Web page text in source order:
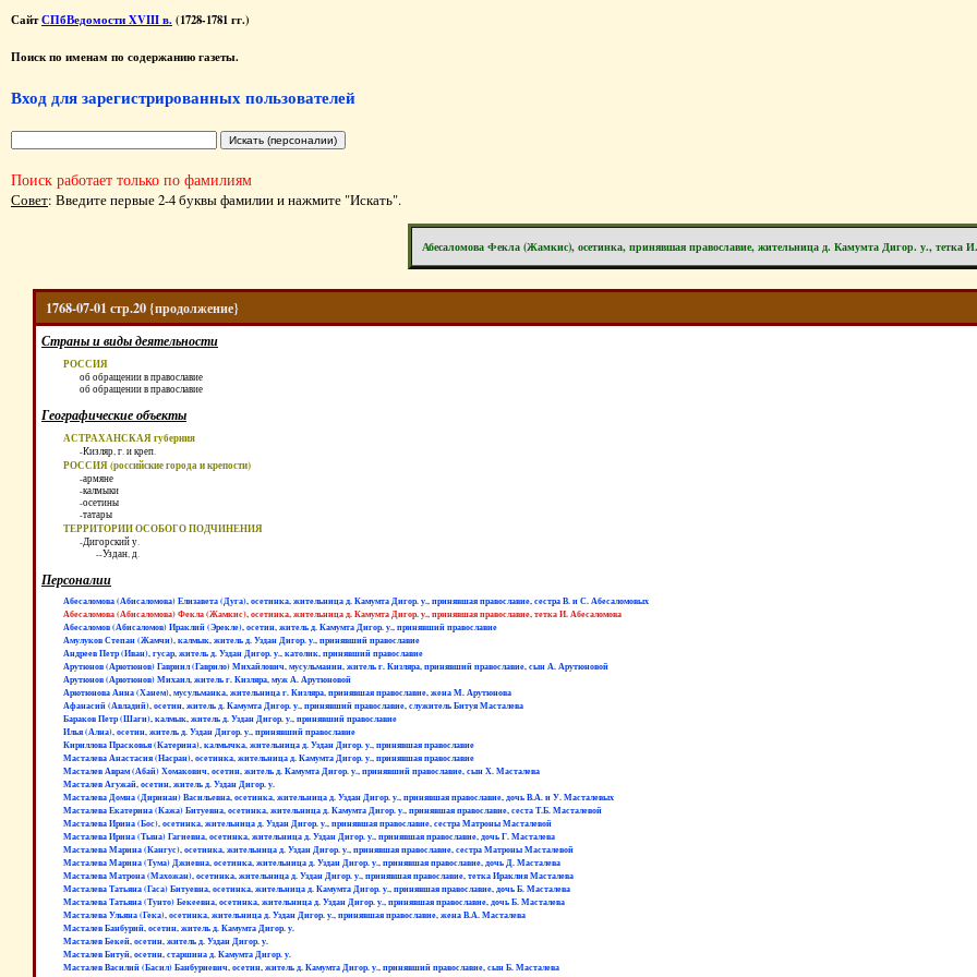
СайтСПбВедомости XVIII в. (1728-1781 гг.)
Поиск по именам по содержанию газеты.
Вход для зарегистрированных пользователей
Поиск работает только по фамилиям
Совет: Введите первые 2-4 буквы фамилии и нажмите "Искать".
Абесаломова Фекла (Жамкис), осетинка, принявшая православие, жительница д. Камумта Дигор. у., тетка
1768-07-01 стр.20 {продолжение}
Страны и виды деятельности
РОССИЯ
об обращении в православие
об обращении в православие
Географические объекты
АСТРАХАНСКАЯ губерния
-Кизляр, г. и креп.
РОССИЯ (российские города и крепости)
-армяне
-калмыки
-осетины
-татары
ТЕРРИТОРИИ ОСОБОГО ПОДЧИНЕНИЯ
-Дигорский у.
--Уздан, д.
Персоналии
Абесаломова (Абисаломова) Елизавета (Дуга), осетинка, жительница д. Камумта Дигор. у., принявшая православие, сестра В. и С. Абесаломовых
Абесаломова (Абисаломова) Фекла (Жамкис), осетинка, жительница д. Камумта Дигор. у., принявшая православие, тетка И. Абесаломова
Абесаломов (Абисаломов) Ираклий (Эрекле), осетин, житель д. Камумта Дигор. у., принявший православие
Амулуков Степан (Жамчи), калмык, житель д. Уздан Дигор. у., принявший православие
Андреев Петр (Иван), гусар, житель д. Уздан Дигор. у., католик, принявший православие
Арутюнов (Арютюнов) Гавриил (Гаврило) Михайлович, мусульманин, житель г. Кизляра, принявший православие, сын А. Арутюновой
Арутюнов (Арютюнов) Михаил, житель г. Кизляра, муж А. Арутюновой
Арютюнова Анна (Ханем), мусульманка, жительница г. Кизляра, принявшая православие, жена М. Арутюнова
Афанасий (Авладий), осетин, житель д. Камумта Дигор. у., принявший православие, служитель Битуя Масталева
Бараков Петр (Шаги), калмык, житель д. Уздан Дигор. у., принявший православие
Илья (Ална), осетин, житель д. Уздан Дигор. у., принявший православие
Кириллова Прасковья (Катерина), калмычка, жительница д. Уздан Дигор. у., принявшая православие
Масталева Анастасия (Насран), осетинка, жительница д. Камумта Дигор. у., принявшая православие
Масталев Аврам (Абай) Хомакович, осетин, житель д. Камумта Дигор. у., принявший православие, сын Х. Масталева
Масталев Агужай, осетин, житель д. Уздан Дигор. у.
Масталева Домна (Диринан) Васильевна, осетинка, жительница д. Уздан Дигор. у., принявшая православие, дочь В.А. и У. Масталевых
Масталева Екатерина (Кажа) Битуевна, осетинка, жительница д. Камумта Дигор. у., принявшая православие, сеста Т.Б. Масталевой
Масталева Ирина (Бос), осетинка, жительница д. Уздан Дигор. у., принявшая православие, сестра Матроны Масталевой
Масталева Ирина (Тына) Гагиевна, осетинка, жительница д. Уздан Дигор. у., принявшая православие, дочь Г. Масталева
Масталева Марина (Кангус), осетинка, жительница д. Уздан Дигор. у., принявшая православие, сестра Матроны Масталевой
Масталева Марина (Тума) Джиевна, осетинка, жительница д. Уздан Дигор. у., принявшая православие, дочь Д. Масталева
Масталева Матрона (Махожан), осетинка, жительница д. Уздан Дигор. у., принявшая православие, тетка Ираклия Масталева
Масталева Татьяна (Гаса) Битуевна, осетинка, жительница д. Камумта Дигор. у., принявшая православие, дочь Б. Масталева
Масталева Татьяна (Тунто) Бекеевна, осетинка, жительница д. Уздан Дигор. у., принявшая православие, дочь Б. Масталева
Масталева Ульяна (Гека), осетинка, жительница д. Уздан Дигор. у., принявшая православие, жена В.А. Масталева
Масталев Банбурий, осетин, житель д. Камумта Дигор. у.
Масталев Бекей, осетин, житель д. Уздан Дигор. у.
Масталев Битуй, осетин, старшина д. Камумта Дигор. у.
Масталев Василий (Басил) Банбуриевич, осетин, житель д. Камумта Дигор. у., принявший православие, сын Б. Масталева